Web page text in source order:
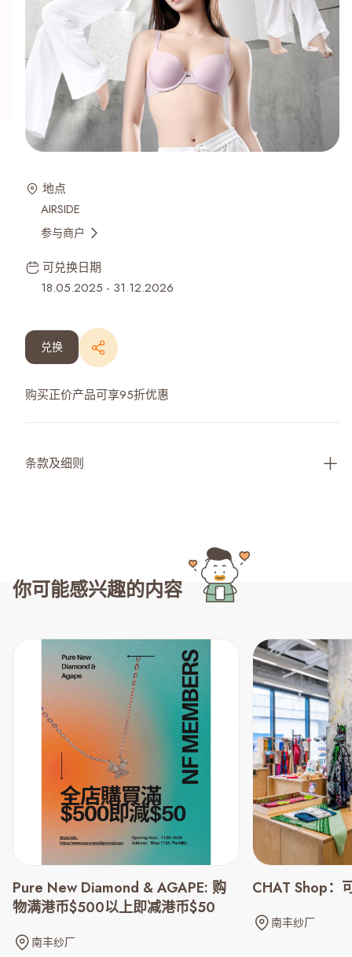
地点
AIRSIDE
参与商户
可兑换日期
18.05.2025 - 31.12.2026
兑换
购买正价产品可享95折优惠
条款及细则
你可能感兴趣的内容
Pure New Diamond & AGAPE: 购
物满港币$500以上即减港币$50
南丰纱厂
CHAT Shop：
南丰纱厂